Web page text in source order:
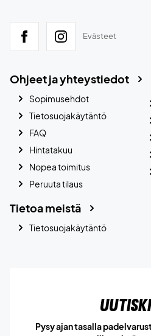
Evästeet
Ohjeet ja yhteystiedot
Sopimusehdot
Tietosuojakäytäntö
FAQ
Hintatakuu
Nopea toimitus
Peruuta tilaus
Tietoa meistä
Tietosuojakäytäntö
Pysy ajan tasalla